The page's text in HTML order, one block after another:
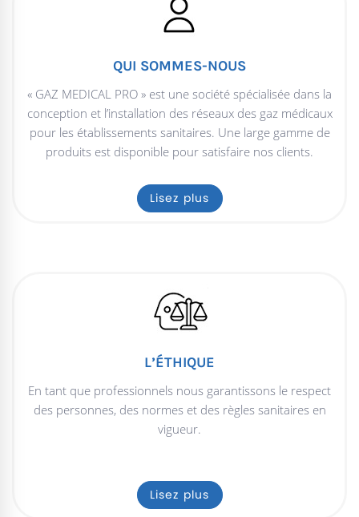
QUI SOMMES-NOUS
« GAZ MEDICAL PRO » est une société spécialisée dans la
conception et l’installation des réseaux des gaz médicaux
pour les établissements sanitaires. Une large gamme de
produits est disponible pour satisfaire nos clients.
Lisez plus
L’ÉTHIQUE
En tant que professionnels nous garantissons le respect
des personnes, des normes et des règles sanitaires en
vigueur.
Lisez plus